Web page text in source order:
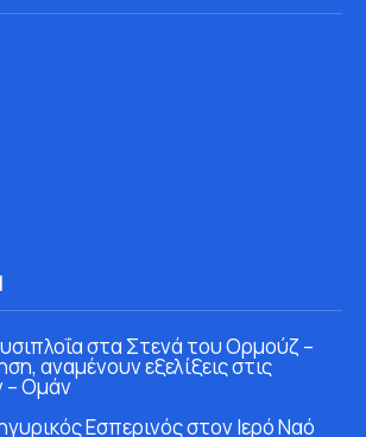
στα Στενά του Ορμούζ –
αναμένουν εξελίξεις στις
– Ομάν
Εσπερινός στον Ιερό Ναό